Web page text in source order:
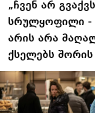
„ჩვენ არ
სრულყოფილი -
არის არა
ქსელებს შორის